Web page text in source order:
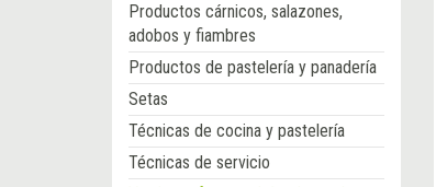
Productos cárnicos, salazones,
adobos y fiambres
Productos de pastelería y panadería
Setas
Técnicas de cocina y pastelería
Técnicas de servicio